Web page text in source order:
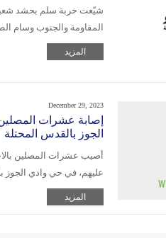
شيّعت خربة سلم بحشد
المقاومة والجنوب وسام
المزيد
December 29, 2023
إصابة عشرات المصلين
الجوز بالقدس المحتلة
أصيب عشرات المصلين
عليهم، في حي وادي الجوز
المزيد